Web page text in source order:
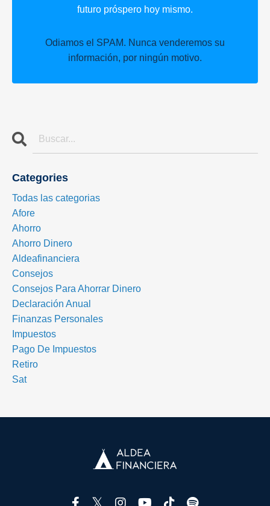
futuro próspero hoy mismo.
Odiamos el SPAM. Nunca venderemos su
información, por ningún motivo.
Categories
Todas las categorias
Afore
Ahorro
Ahorro Dinero
Aldeafinanciera
Consejos
Consejos Para Ahorrar Dinero
Declaración Anual
Finanzas Personales
Impuestos
Pago De Impuestos
Retiro
Sat